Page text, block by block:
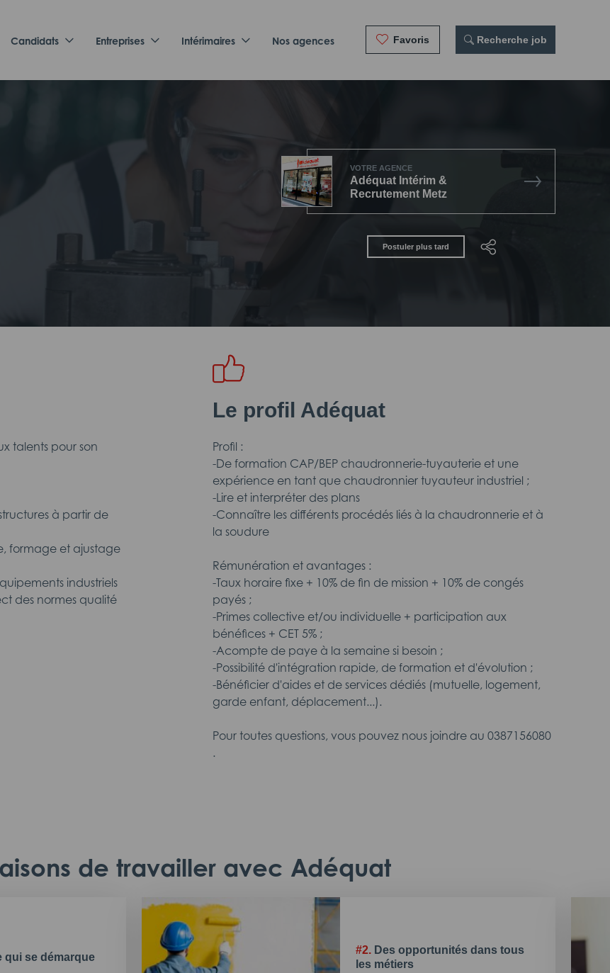
Candidats Entreprises Intérimaires Nos agences Favoris Recherche job
VOTRE AGENCE
Adéquat Intérim &
Recrutement Metz
Postuler plus tard
talents pour son
à partir de
formage et ajustage
industriels
des normes qualité
Le profil Adéquat
Profil :
-De formation CAP/BEP chaudronnerie-tuyauterie et une
expérience en tant que chaudronnier tuyauteur industriel ;
-Lire et interpréter des plans
-Connaître les différents procédés liés à la chaudronnerie et à
la soudure
Rémunération et avantages :
-Taux horaire fixe + 10% de fin de mission + 10% de congés
payés ;
-Primes collective et/ou individuelle + participation aux
bénéfices + CET 5% ;
-Acompte de paye à la semaine si besoin ;
-Possibilité d'intégration rapide, de formation et d'évolution ;
-Bénéficier d'aides et de services dédiés (mutuelle, logement,
garde enfant, déplacement...).
Pour toutes questions, vous pouvez nous joindre au 0387156080
.
de travailler avec Adéquat
qui se démarque
#2. Des opportunités dans tous
les métiers